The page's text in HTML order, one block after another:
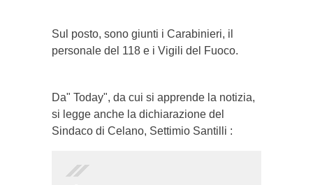
Sul posto, sono giunti i Carabinieri, il
personale del 118 e i Vigili del Fuoco.
Da" Today", da cui si apprende la notizia,
si legge anche la dichiarazione del
Sindaco di Celano, Settimio Santilli :